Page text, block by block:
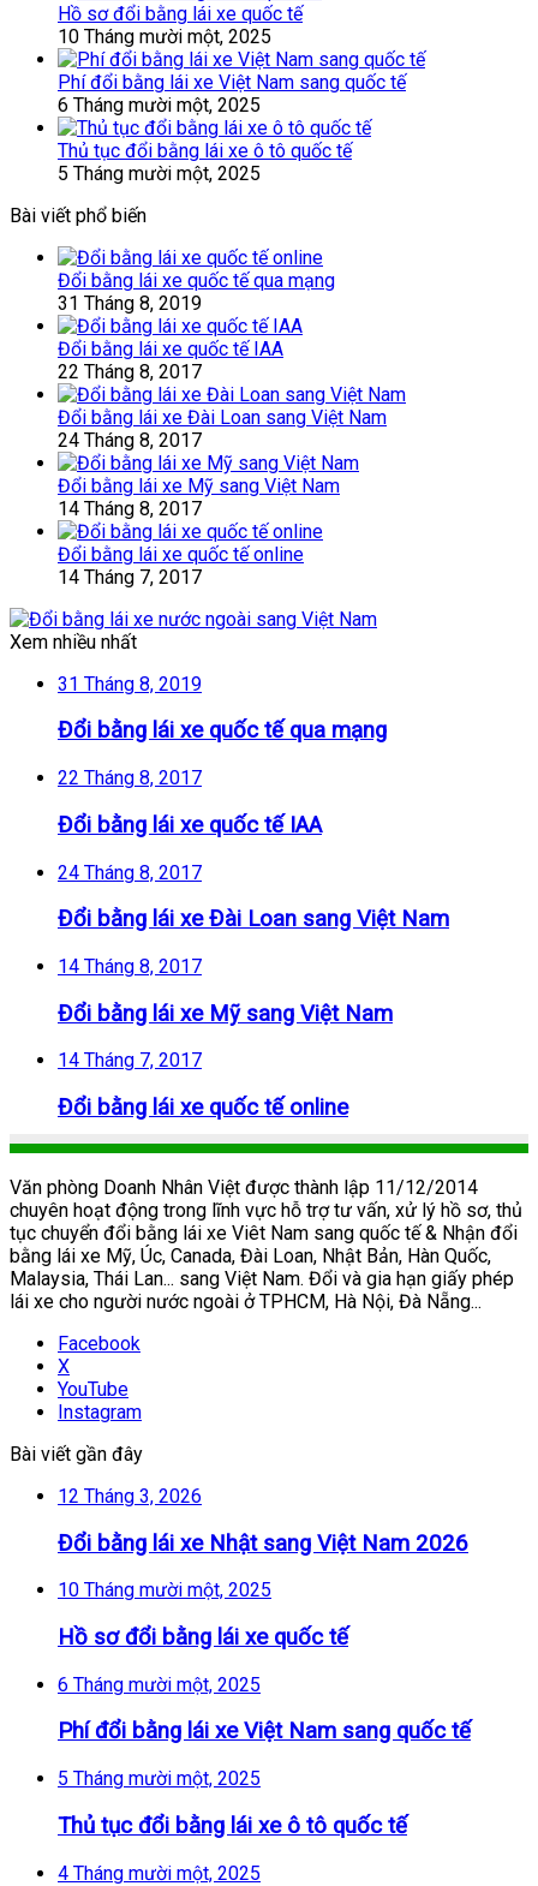
Hồ sơ đổi bằng lái xe quốc tế
10 Tháng mười một, 2025
Phí đổi bằng lái xe Việt Nam sang quốc tế
6 Tháng mười một, 2025
Thủ tục đổi bằng lái xe ô tô quốc tế
5 Tháng mười một, 2025
Bài viết phổ biến
Đổi bằng lái xe quốc tế qua mạng
31 Tháng 8, 2019
Đổi bằng lái xe quốc tế IAA
22 Tháng 8, 2017
Đổi bằng lái xe Đài Loan sang Việt Nam
24 Tháng 8, 2017
Đổi bằng lái xe Mỹ sang Việt Nam
14 Tháng 8, 2017
Đổi bằng lái xe quốc tế online
14 Tháng 7, 2017
Xem nhiều nhất
31 Tháng 8, 2019
Đổi bằng lái xe quốc tế qua mạng
22 Tháng 8, 2017
Đổi bằng lái xe quốc tế IAA
24 Tháng 8, 2017
Đổi bằng lái xe Đài Loan sang Việt Nam
14 Tháng 8, 2017
Đổi bằng lái xe Mỹ sang Việt Nam
14 Tháng 7, 2017
Đổi bằng lái xe quốc tế online
Văn phòng Doanh Nhân Việt được thành lập 11/12/2014
chuyên hoạt động trong lĩnh vực hỗ trợ tư vấn, xử lý hồ sơ, thủ
tục chuyển đổi bằng lái xe Viêt Nam sang quốc tế & Nhận đổi
bằng lái xe Mỹ, Úc, Canada, Đài Loan, Nhật Bản, Hàn Quốc,
Malaysia, Thái Lan... sang Việt Nam. Đổi và gia hạn giấy phép
lái xe cho người nước ngoài ở TPHCM, Hà Nội, Đà Nẵng...
Facebook
X
YouTube
Instagram
Bài viết gần đây
12 Tháng 3, 2026
Đổi bằng lái xe Nhật sang Việt Nam 2026
10 Tháng mười một, 2025
Hồ sơ đổi bằng lái xe quốc tế
6 Tháng mười một, 2025
Phí đổi bằng lái xe Việt Nam sang quốc tế
5 Tháng mười một, 2025
Thủ tục đổi bằng lái xe ô tô quốc tế
4 Tháng mười một, 2025